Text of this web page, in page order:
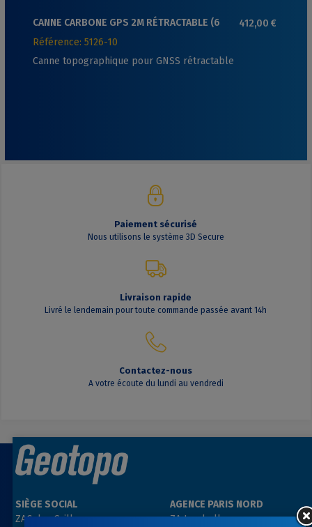
CANNE CARBONE GPS 2M RÉTRACTABLE (6
SECTIONS) POUR TRANSPORT FACILE
412,00 €
Référence: 5126-10
Canne topographique pour GNSS rétractable
Paiement sécurisé
Nous utilisons le système 3D Secure
Livraison rapide
Livré le lendemain pour toute commande passée avant 14h
Contactez-nous
A votre écoute du lundi au vendredi
SIÈGE SOCIAL
ZAC des Grillons
AGENCE PARIS NORD
ZA Les belles vues